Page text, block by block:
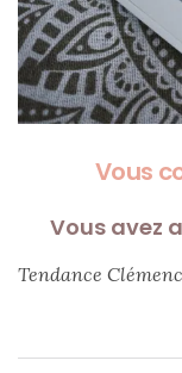
mode
(5)
Derniers
(45)Vous
Vous avez
Tendance